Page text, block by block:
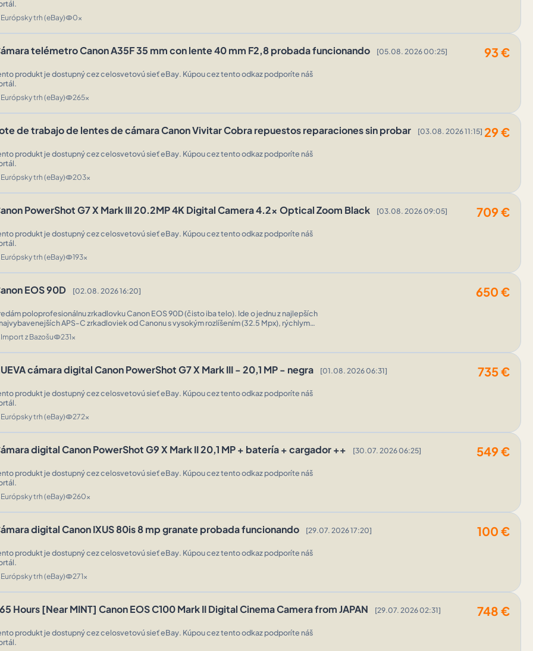
Európsky trh (eBay)visibility0x
telémetro Canon A35F 35 mm con lente 40 mm F2,8 probada funcionando [05.08. 2026 00:25] 93€
produkt je dostupný cez celosvetovú sieť eBay. Kúpou cez tento odkaz podporíte náš
Európsky trh (eBay)visibility265x
de trabajo de lentes de cámara Canon Vivitar Cobra repuestos reparaciones sin probar [03.08. 2026 11:15] 29€
produkt je dostupný cez celosvetovú sieť eBay. Kúpou cez tento odkaz podporíte náš
Európsky trh (eBay)visibility203x
PowerShot G7 X Mark III 20.2MP 4K Digital Camera 4.2x Optical Zoom Black [03.08. 2026 09:05] 709€
produkt je dostupný cez celosvetovú sieť eBay. Kúpou cez tento odkaz podporíte náš
Európsky trh (eBay)visibility193x
EOS 90D [02.08. 2026 16:20] 650 €
poloprofesionálnu zrkadlovku Canon EOS 90D (čisto iba telo). Ide o jednu z najlepších
APS-C zrkadloviek od Canonu s vysokým rozlíšením (32.5 Mpx), rýchlym
snímaním (10 sn./s) a perfektným 4K videom. Ideálna voľba pr ...
Import z Bazošuvisibility231x
cámara digital Canon PowerShot G7 X Mark III - 20,1 MP - negra [01.08. 2026 06:31] 735€
produkt je dostupný cez celosvetovú sieť eBay. Kúpou cez tento odkaz podporíte náš
Európsky trh (eBay)visibility272x
digital Canon PowerShot G9 X Mark II 20,1 MP + batería + cargador ++ [30.07. 2026 06:25] 549€
produkt je dostupný cez celosvetovú sieť eBay. Kúpou cez tento odkaz podporíte náš
Európsky trh (eBay)visibility260x
digital Canon IXUS 80is 8 mp granate probada funcionando [29.07. 2026 17:20] 100 €
produkt je dostupný cez celosvetovú sieť eBay. Kúpou cez tento odkaz podporíte náš
Európsky trh (eBay)visibility271x
Hours [Near MINT] Canon EOS C100 Mark II Digital Cinema Camera from JAPAN [29.07. 2026 02:31] 748 €
produkt je dostupný cez celosvetovú sieť eBay. Kúpou cez tento odkaz podporíte náš